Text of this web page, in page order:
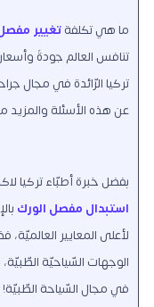
ما هي تكلفةتغيير
تنافس العالم جودةً
تركيا الرّائدة في مجال
عن هذه الأسئلة والمزيد
بفضل خبرة أطبّاء تركيا
استبدال مفصل الورك
لأعلى المعايير
الوجهات السّياحيّة
في مجال السّياحة الطّبيّة!